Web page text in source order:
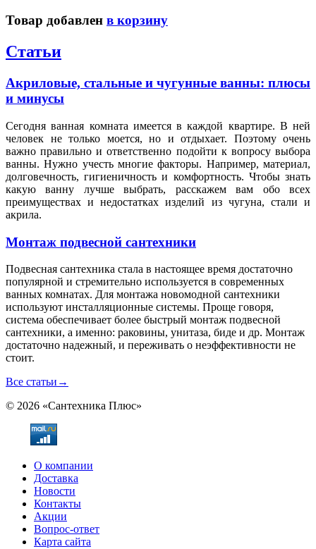
Товар добавлен в корзину
Статьи
Акриловые, стальные и чугунные ванны: плюсы
и минусы
Сегодня ванная комната имеется в каждой квартире. В ней
человек не только моется, но и отдыхает. Поэтому очень
важно правильно и ответственно подойти к вопросу выбора
ванны. Нужно учесть многие факторы. Например, материал,
долговечность, гигиеничность и комфортность. Чтобы знать
какую ванну лучше выбрать, расскажем вам обо всех
преимуществах и недостатках изделий из чугуна, стали и
акрила.
Монтаж подвесной сантехники
Подвесная сантехника стала в настоящее время достаточно
популярной и стремительно используется в современных
ванных комнатах. Для монтажа новомодной сантехники
используют инсталляционные системы. Проще говоря,
система обеспечивает более быстрый монтаж подвесной
сантехники, а именно: раковины, унитаза, биде и др. Монтаж
достаточно надежный, и переживать о неэффективности не
стоит.
Все статьи →
© 2026 «Сантехника Плюс»
О компании
Доставка
Новости
Контакты
Акции
Вопрос-ответ
Карта сайта